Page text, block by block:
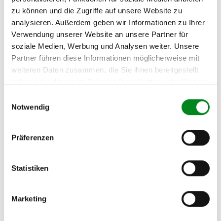
zu können und die Zugriffe auf unsere Website zu
analysieren. Außerdem geben wir Informationen zu Ihrer
Verwendung unserer Website an unsere Partner für
soziale Medien, Werbung und Analysen weiter. Unsere
Partner führen diese Informationen möglicherweise mit
weiteren Daten zusammen, die Sie ihnen bereitgestellt
Notwendig
Präferenzen
Statistiken
Marketing
Oder einfach im Chat nachfragen.
Hersteller/EU Verantwortliche
Person
Hersteller
E-Mail:
Telefon: